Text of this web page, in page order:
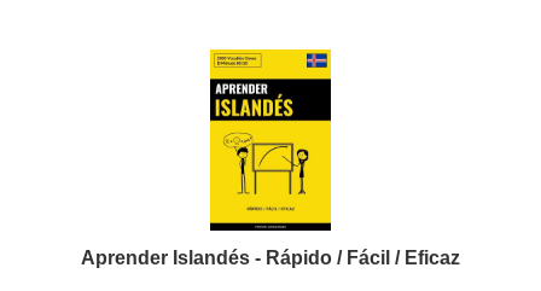
Aprender Islandés - Rápido / Fácil / Eficaz